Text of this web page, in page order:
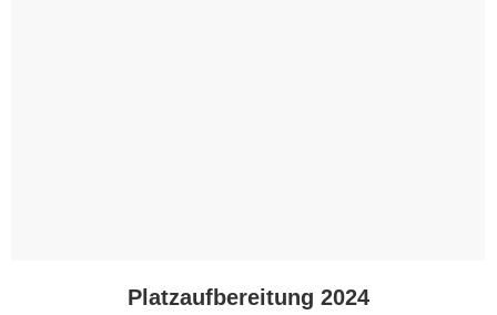
Platzaufbereitung 2024